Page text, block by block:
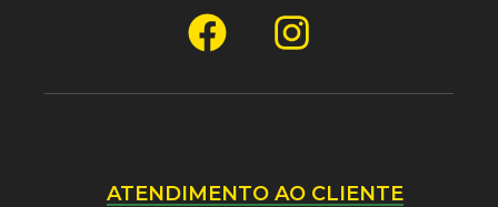
ATENDIMENTO AO CLIENTE